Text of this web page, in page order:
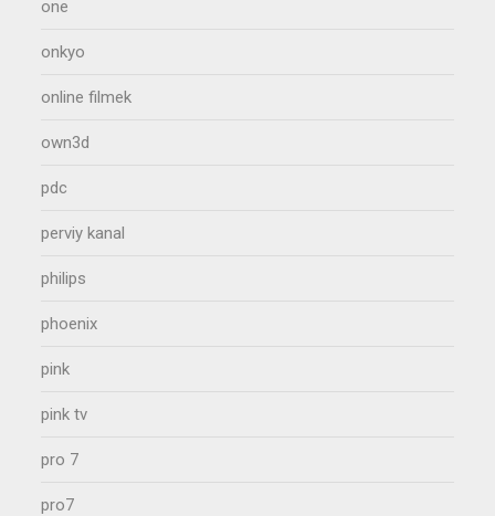
one
onkyo
online filmek
own3d
pdc
perviy kanal
philips
phoenix
pink
pink tv
pro 7
pro7